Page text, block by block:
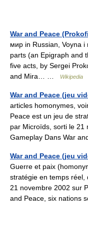
War and Peace
мир in Russian, Voyna
parts (an Epigraph and
five acts, by Sergei
and Mira… …
Wikipedia
War and Peace (jeu
articles homonymes,
Peace est un jeu de
par Microïds, sorti le 21
Gameplay Dans War
War and Peace (jeu
Guerre et paix
stratégie en temps
21 novembre 2002 sur
and Peace, six